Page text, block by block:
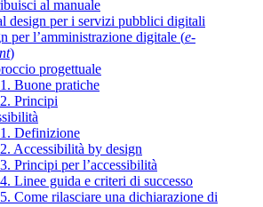
al manuale
design per i servizi pubblici digitali
per l’amministrazione digitale (e-
)
progettuale
Buone pratiche
Principi
Definizione
Accessibilità by design
Principi per l’accessibilità
Linee guida e criteri di successo
Come rilasciare una dichiarazione di